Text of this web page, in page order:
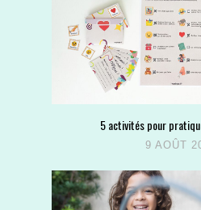
5 activités pour
9 AOÛT